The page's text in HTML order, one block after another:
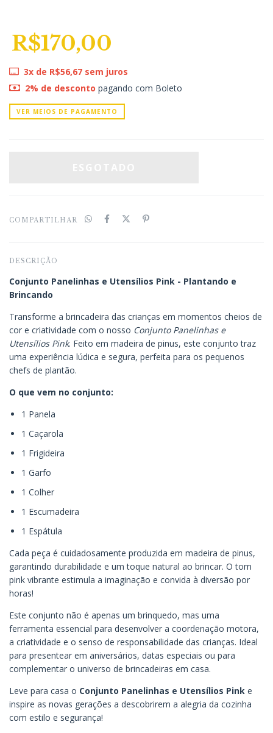
R$170,00
3x de R$56,67sem juros
2% de desconto pagando com Boleto
VER MEIOS DE PAGAMENTO
COMPARTILHAR
DESCRIÇÃO
Conjunto Panelinhas e Utensílios Pink - Plantando e
Brincando
Transforme a brincadeira das crianças em momentos cheios de
cor e criatividade com o nosso Conjunto Panelinhas e
Utensílios Pink. Feito em madeira de pinus, este conjunto traz
uma experiência lúdica e segura, perfeita para os pequenos
chefs de plantão.
O que vem no conjunto:
1 Panela
1 Caçarola
1 Frigideira
1 Garfo
1 Colher
1 Escumadeira
1 Espátula
Cada peça é cuidadosamente produzida em madeira de pinus,
garantindo durabilidade e um toque natural ao brincar. O tom
pink vibrante estimula a imaginação e convida à diversão por
horas!
Este conjunto não é apenas um brinquedo, mas uma
ferramenta essencial para desenvolver a coordenação motora,
a criatividade e o senso de responsabilidade das crianças. Ideal
para presentear em aniversários, datas especiais ou para
complementar o universo de brincadeiras em casa.
Leve para casa o Conjunto Panelinhas e Utensílios Pink e
inspire as novas gerações a descobrirem a alegria da cozinha
com estilo e segurança!